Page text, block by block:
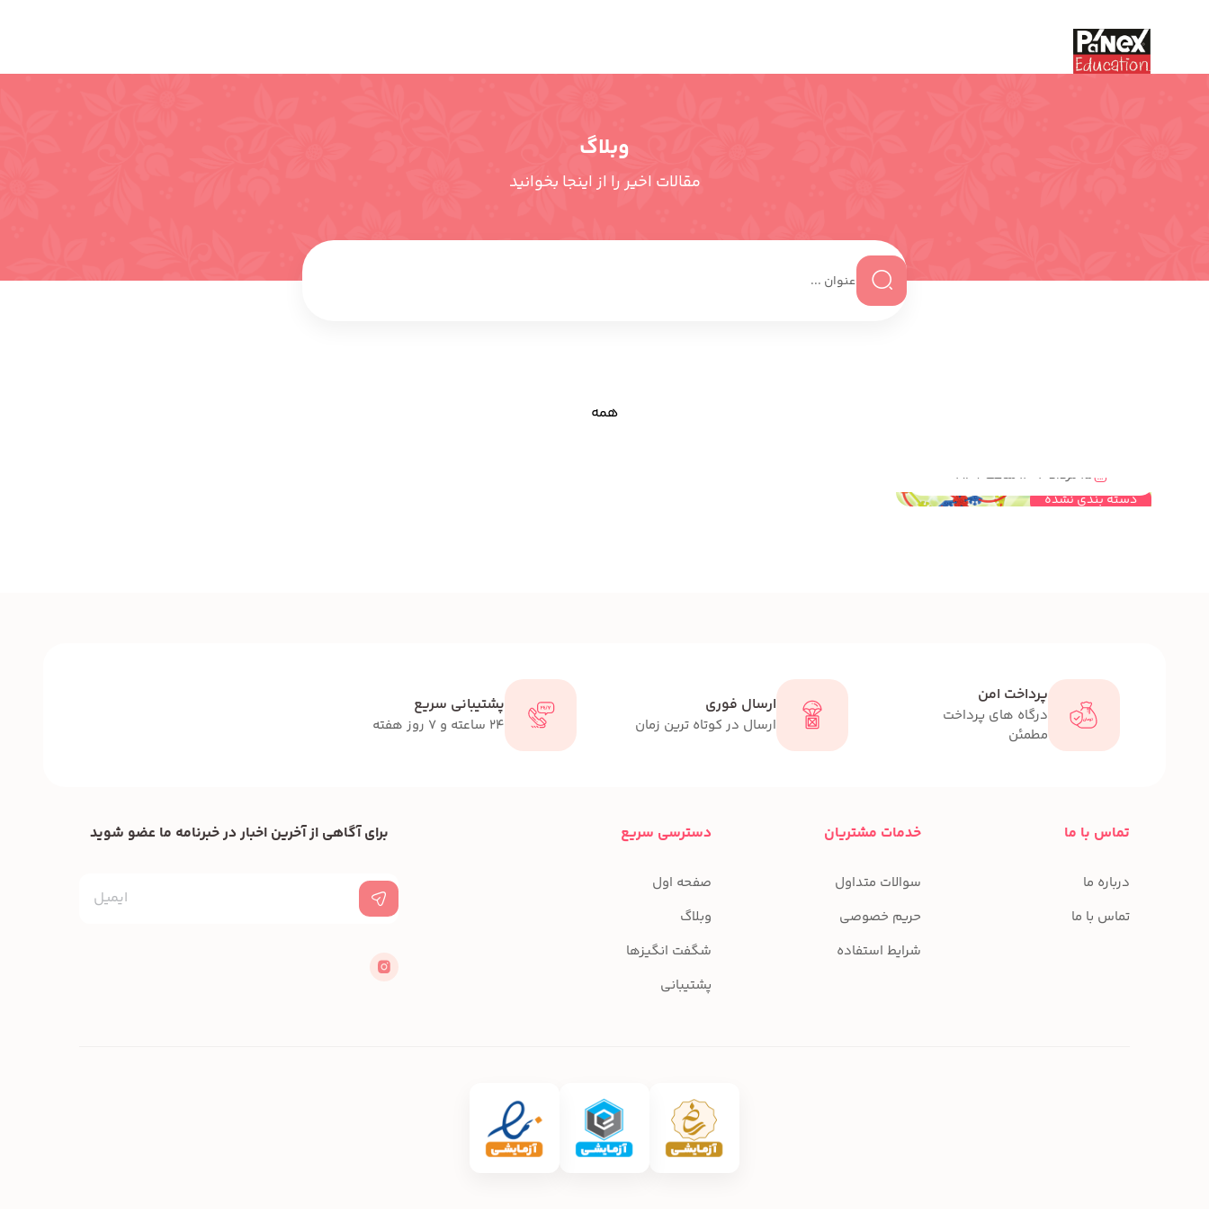
وبلاگ
مقالات اخیر را از اینجا بخوانید
همه
دسته بندی نشده
15 مرداد 1404 ساعت 19:06
پرداخت امن
درگاه های پرداخت
مطمئن
ارسال فوری
ارسال در کوتاه ترین زمان
پشتیبانی سریع
24 ساعته و 7 روز هفته
تماس با ما
درباره ما
تماس با ما
خدمات مشتریان
سوالات متداول
حریم خصوصی
شرایط استفاده
دسترسی سریع
صفحه اول
وبلاگ
شگفت انگیزها
پشتیبانی
برای آگاهی از آخرین اخبار در خبرنامه ما عضو شوید